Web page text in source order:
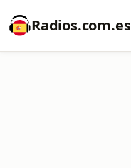
Radios.com.es